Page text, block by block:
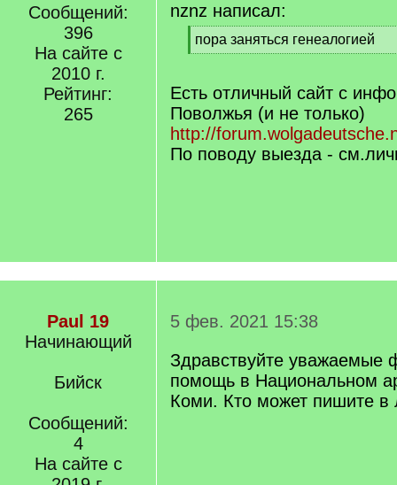
Сообщений:
396
На сайте с
2010 г.
Рейтинг:
265
nznz написал:
[
q
пора заняться генеалогией
[
q
]
Есть отличный сайт с
Поволжья (и не только)
http://
По поводу выезда -
Paul 19
Начинающий
Бийск
Сообщений:
4
На сайте с
5 фев. 2021 15:38
Здравствуйте уважаемые
помощь в Национальном
Коми. Кто может пишите в